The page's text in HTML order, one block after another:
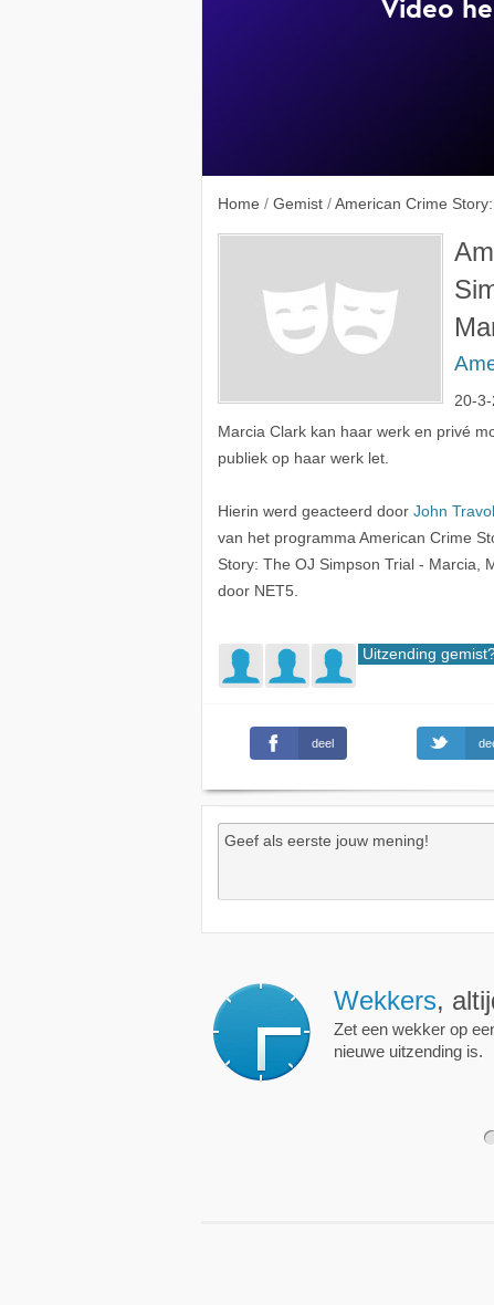
Home / Gemist / American Crime Story:
20-
Marcia Clark kan haar werk en privé
publiek op haar werk let.
Hierin werd geacteerd door John
van het programma American Crime
Story: The OJ Simpson Trial - Marcia,
door NET5.
Uitzending
deel
Wekkers,
Zet een wekker op
nieuwe uitzending is.